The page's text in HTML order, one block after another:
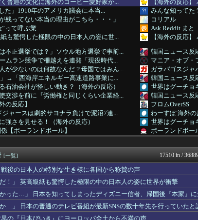
普通の文化に海外のコーヒー愛好家か...
【海外の反応】
た」1910年のアメリカ議会に本当...
みんな知ってた
ってない本当の理由がこちら・・・」
コリアル
って呼ぶ業...
Ask Reddit まと
も驚愕した極限の中の日本人の姿に世...
【海外の反応】
正選挙では？」ソウル地方選挙で事前...
韓国ニュース反
ムラン競争で柵越えを連発「現役時代...
マニア・オブ・
が少ないのは何故なんだ？母国ではみん...
ガラパゴスジャ
→「西海岸エネルギー高速道路事業に...
韓国ニュース反
油会社が怪しい動き？（海外の反応）
世界はグーチョ
交渉を前に『労働権と同じくらい企業経...
韓国ニュース反
の反応】
フロムOverSS
ャースは劇的サヨナラ負けで泥沼7連...
わーすぽ 海外の
強さを見せる！（海外の反応）
世界はグーチョ
【ポーランドボール】
ポーランドボー
ディングにMLBファン騒然！←「目を...
海外の反応スポ
きることがこちら・・・」
コリアル
審判への性接待がバレまくる！』、『...
売る海外の大口投資家たち…その裏事情...
韓国ニュース反
ーがライブ配信中に自殺、Kポップファ...
はろわるど
だよ！」外国人が語る日本の魅力的に感...
海外の反応リサ
ルチ＆打点！破竹の9連勝！（海外の反...
わーすぽ 海外の
えば誰が思い浮かぶ？」
海外の万国反応
にあきらめない」
[一覧] 17510 in /
後の日本人の特別な生き様に各国から称賛の声
！」 英高級紙も驚愕した極限の中の日本人の姿に世界が衝撃
った…」 日本を知ってしまったディズニー信者、帰国後『本家』
…」 日本の普通のテレビ番組が最新SNSの数十年先を行っていたと
の『日本びいき』にヨーロッパ全土から不満の声